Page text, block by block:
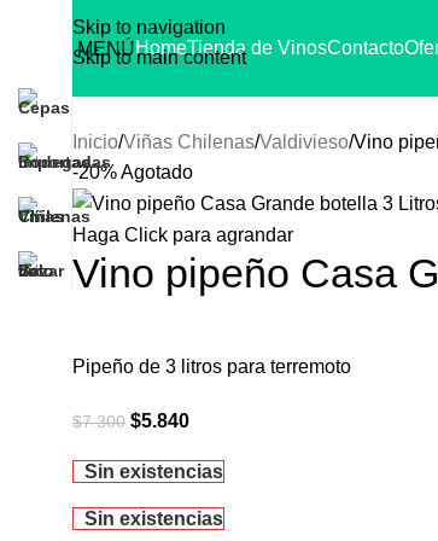
Skip to navigation
Skip to main content
Santiago, si compras sobre 30mil.
MENÚHomeTienda de VinosContacto
Inicio Viñas Chilenas Valdivieso Vino
-20%Agotado
Haga Click para agrandar
Vino pipeño Casa
Pipeño de 3 litros para terremoto
$7.300 $5.840
Sin existencias
Sin existencias